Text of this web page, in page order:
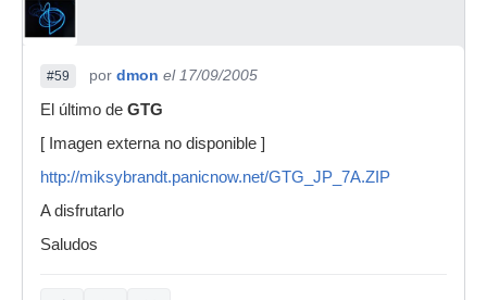
#59 por dmon el 17/09/2005
El último de GTG
[ Imagen externa no disponible ]
http://miksybrandt.panicnow.net/GTG_JP_7A.ZIP
A disfrutarlo
Saludos